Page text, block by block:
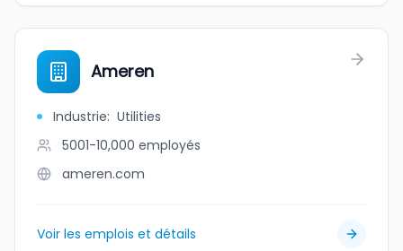
Ameren
Industrie: Utilities
5001-10,000 employés
ameren.com
Voir les emplois et détails